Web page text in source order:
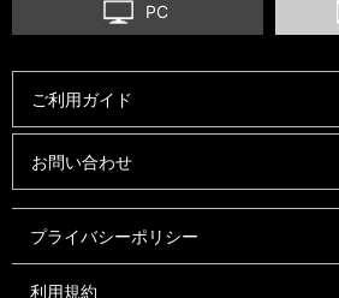
PC
ご利用ガイド
お問い合わせ
プライバシーポリシー
利用規約